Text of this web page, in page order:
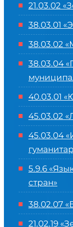
21.03.02
38.03.01
38.03.02
38.03.04
40.03.01
45.03.02
45.03.04 «
5.9.6
стран»
38.02.07
21.02.19